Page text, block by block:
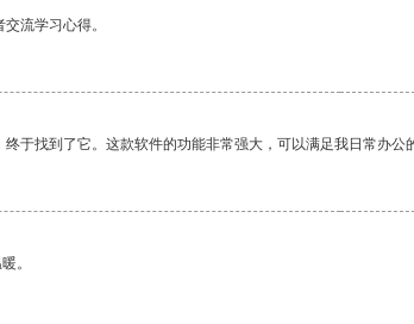
流学习心得。
于找到了它。这款软件的功能非常强大，可以满足我日常办公
。